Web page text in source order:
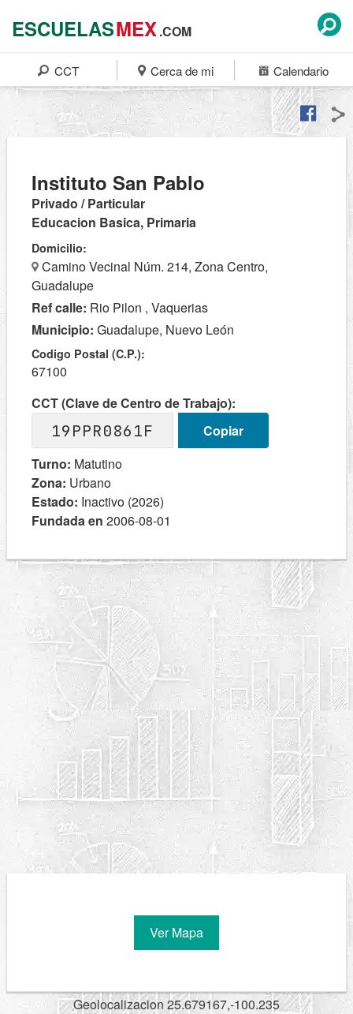
ESCUELASMEX.COM
CCT Cerca de mi Calendario
Instituto San Pablo
Privado / Particular
Educacion Basica, Primaria
Domicilio:
Camino Vecinal Núm. 214, Zona Centro,
Guadalupe
Ref calle: Rio Pilon , Vaquerias
Municipio: Guadalupe, Nuevo León
Codigo Postal (C.P.):
67100
CCT (Clave de Centro de Trabajo):
19PPR0861F
Copiar
Turno: Matutino
Zona: Urbano
Estado: Inactivo (2026)
Fundada en 2006-08-01
Ver Mapa
Geolocalizacion 25.679167,-100.235